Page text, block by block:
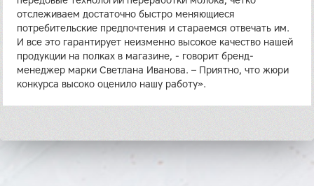
отслеживаем достаточно быстро меняющиеся
потребительские предпочтения и стараемся отвечать им.
И все это гарантирует неизменно высокое качество нашей
продукции на полках в магазине, - говорит бренд-
менеджер марки Светлана Иванова. – Приятно, что жюри
конкурса высоко оценило нашу работу».